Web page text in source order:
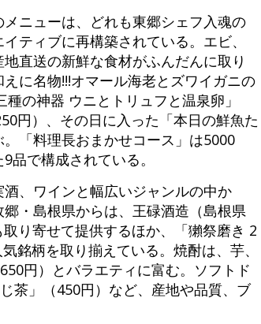
ニューは、どれも東郷シェフ入魂の
ティブに再構築されている。エビ、
直送の新鮮な食材がふんだんに取り
に名物!!!オマール海老とズワイガニの
の神器 ウニとトリュフと温泉卵」
円）、その日に入った「本日の鮮魚た
「料理長おまかせコース」は5000
で構成されている。
、ワインと幅広いジャンルの中か
・島根県からは、王碌酒造（島根県
り寄せて提供するほか、「獺祭磨き 2
銘柄を取り揃えている。焼酎は、芋、
円）とバラエティに富む。ソフトド
茶」（450円）など、産地や品質、ブ